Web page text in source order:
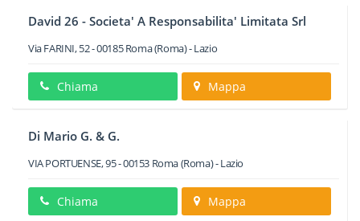
David 26 - Societa' A Responsabilita' Limitata Srl
Via FARINI, 52-00185 Roma(Roma) -Lazio
Chiama Mappa
Di Mario G. & G.
VIA PORTUENSE, 95-00153 Roma(Roma) -Lazio
Chiama Mappa